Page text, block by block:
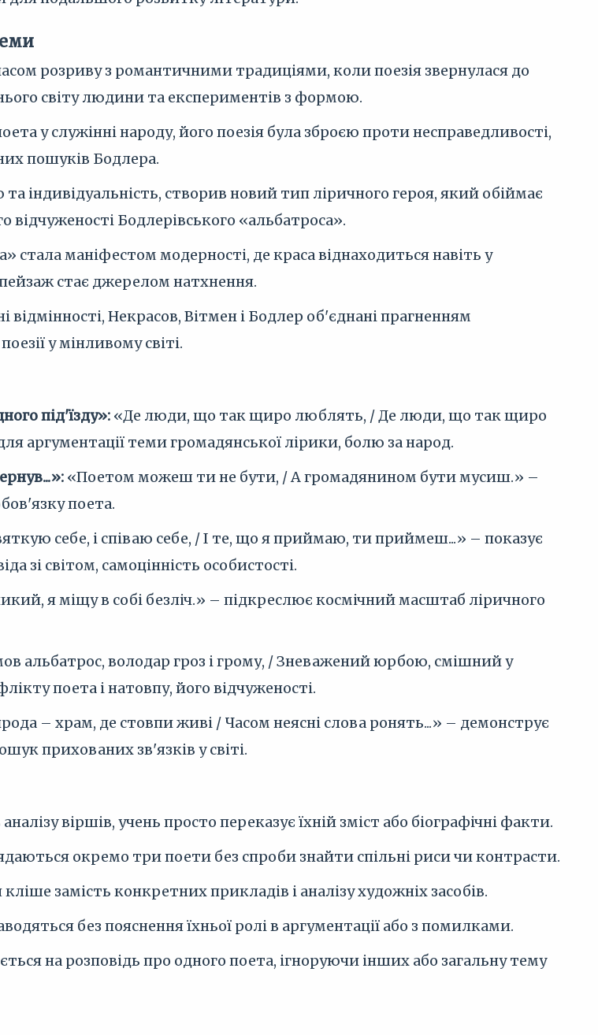
розриву з романтичними традиціями, коли поезія звернулася до
світу людини та експериментів з формою.
у служінні народу, його поезія була зброєю проти несправедливості,
пошуків Бодлера.
індивідуальність, створив новий тип ліричного героя, який обіймає
відчуженості Бодлерівського «альбатроса».
стала маніфестом модерності, де краса віднаходиться навіть у
стає джерелом натхнення.
відмінності, Некрасов, Вітмен і Бодлер об'єднані прагненням
у мінливому світі.
під'їзду»: «Де люди, що так щиро люблять, / Де люди, що так щиро
аргументації теми громадянської лірики, болю за народ.
«Поетом можеш ти не бути, / А громадянином бути мусиш.» –
поета.
себе, і співаю себе, / І те, що я приймаю, ти приймеш...» – показує
зі світом, самоцінність особистості.
я міщу в собі безліч.» – підкреслює космічний масштаб ліричного
альбатрос, володар гроз і грому, / Зневажений юрбою, смішний у
поета і натовпу, його відчуженості.
– храм, де стовпи живі / Часом неясні слова ронять...» – демонструє
прихованих зв'язків у світі.
віршів, учень просто переказує їхній зміст або біографічні факти.
окремо три поети без спроби знайти спільні риси чи контрасти.
замість конкретних прикладів і аналізу художніх засобів.
без пояснення їхньої ролі в аргументації або з помилками.
на розповідь про одного поета, ігноруючи інших або загальну тему